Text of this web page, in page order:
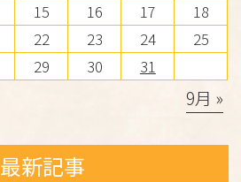
15 16 17
18
22 23 24
25
29 30 31
9月 »
最新記事